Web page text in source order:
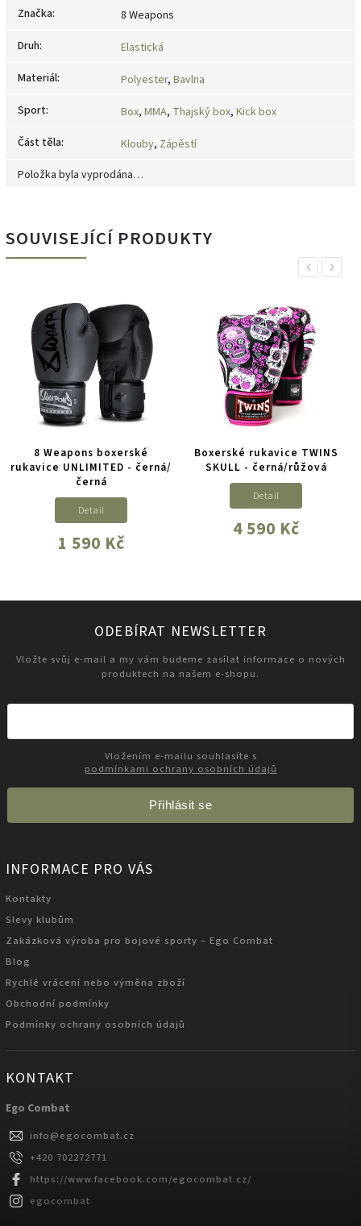
Značka:
8 Weapons
Druh:
Elastická
Materiál: Polyester, Bavlna
Sport: Box, MMA, Thajský box, Kick box
Část těla: Klouby, Zápěstí
Položka byla vyprodána…
SOUVISEJÍCÍ PRODUKTY
Previous
8 Weapons boxerské
rukavice UNLIMITED - černá/
černá
1 590 Kč
Detail
Boxerské rukavice TWINS
SKULL - černá/růžová
4 590 Kč
Detail
Next
ODEBÍRAT NEWSLETTER
Vložte svůj e-mail a my vám budeme zasílat informace o nových
produktech na našem e-shopu.
podmínkami ochrany osobních údajů
Přihlásit se
INFORMACE PRO VÁS
Kontakty
Slevy klubům
Zakázková výroba pro bojové sporty – Ego Combat
Blog
Rychlé vrácení nebo výměna zboží
Obchodní podmínky
Podmínky ochrany osobních údajů
KONTAKT
Ego Combat
info@egocombat.cz
+420 702272771
https://www.facebook.com/egocombat.cz/
egocombat